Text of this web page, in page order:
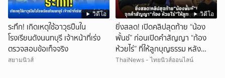
วิดีโอ
ระทึก! เกิดเหตุใช้อาวุธปืuใน
โรงเรียนดังนนทบุรี เจ้าหน้าที่เร่ง
ตรวจสอบข้อเท็จจริง
สยามนิวส์
วิดีโอ
ยิ่งสลด! เปิดคลิปสุดท้าย “น้อง
พั้นช์” ก่อนเปิดคำสัญญา “ก้อง
ห้วยไร่” ที่ให้ลูกบุญธรรม หลัง
ลาโลก!
ThaiNews - ไทยนิวส์ออนไลน์